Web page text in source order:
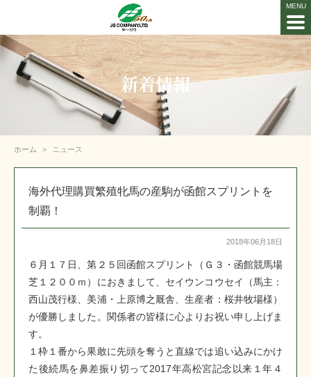
新着情報
ホーム ニュース
海外代理購買繁殖牝馬の産駒が函館スプリントを
制覇！
2018年06月18日
６月１７日、第２５回函館スプリント（Ｇ３・函館競馬場
芝１２００ｍ）におきまして、セイウンコウセイ（馬主：
西山茂行様、美浦・上原博之厩舎、生産者：桜井牧場様）
が優勝しました。関係者の皆様に心よりお祝い申し上げま
す。
１枠１番から果敢に先頭を奪うと直線では追い込みにかけ
た後続馬を鼻差振り切って2017年高松宮記念以来１年４